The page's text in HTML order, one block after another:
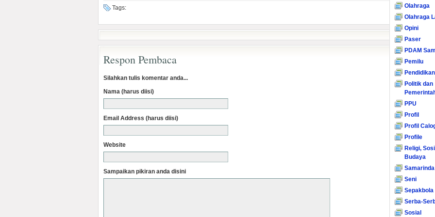
Tags:
Respon Pembaca
Silahkan tulis komentar anda...
Nama (harus diisi)
Email Address (harus diisi)
Website
Sampaikan pikiran anda disini
Olahraga
Olahraga
Opini
Paser
PDAM
Pemilu
Pendidikan
Politik dan
PPU
Profil
Profil
Profile
Religi,
Budaya
Samarinda
Seni
Sepakbola
Serba-
Sosial